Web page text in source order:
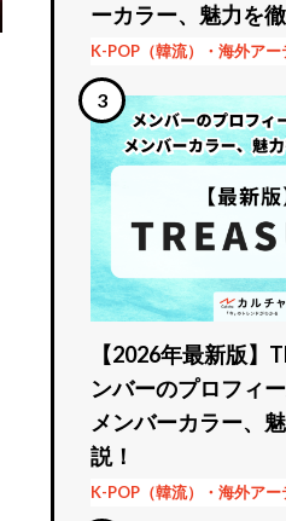
ーカラー、魅力を
K-POP（韓流）・海外アー
【2026年最新版】
ンバーのプロフィ
メンバーカラー、
説！
K-POP（韓流）・海外アー